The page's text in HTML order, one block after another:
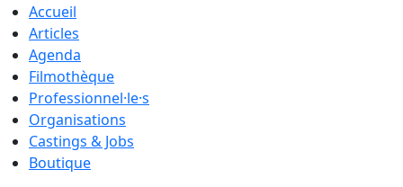
Accueil
Articles
Agenda
Filmothèque
Professionnel·le·s
Organisations
Castings & Jobs
Boutique